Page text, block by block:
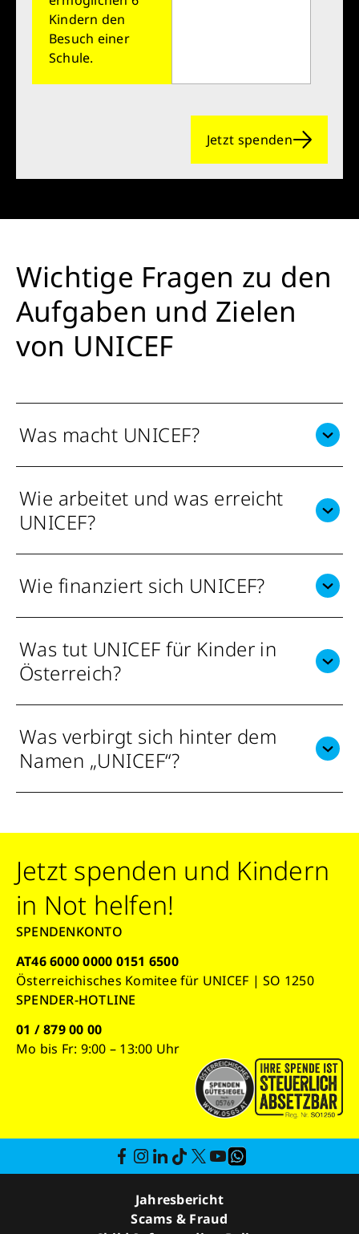
Kindern den
Besuch einer
Schule.
Jetzt spenden
Wichtige Fragen zu den
Aufgaben und Zielen
von UNICEF
Was macht UNICEF?
Wie arbeitet und was erreicht
UNICEF?
Wie finanziert sich UNICEF?
Was tut UNICEF für Kinder in
Österreich?
Was verbirgt sich hinter dem
Namen „UNICEF“?
Jetzt spenden und Kindern
in Not helfen!
SPENDENKONTO
AT46 6000 0000 0151 6500
Österreichisches Komitee für UNICEF | SO 1250
SPENDER-HOTLINE
01 / 879 00 00
Mo bis Fr: 9:00 – 13:00 Uhr
Jahresbericht
Scams & Fraud